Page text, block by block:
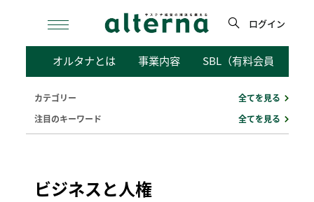
検
ログイン
オルタナとは 事業内容 SBL（有料会員向けサ
カテゴリー
全てを見る
注目のキーワード
全てを見る
ビジネスと人権